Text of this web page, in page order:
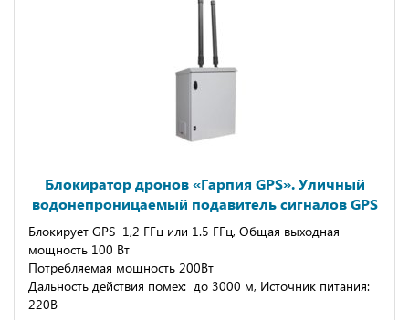
Блокиратор дронов «Гарпия GPS». Уличный
водонепроницаемый подавитель сигналов GPS
до 3 км
Блокирует GPS 1,2 ГГц или 1.5 ГГц, Общая выходная
мощность 100 Вт
Потребляемая мощность 200Вт
Дальность действия помех: до 3000 м, Источник питания:
220В